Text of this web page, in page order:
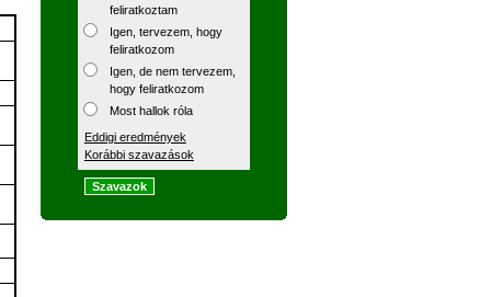
feliratkoztam
Igen, tervezem, hogy
feliratkozom
Igen, de nem tervezem,
hogy feliratkozom
Most hallok róla
Eddigi eredmények
Korábbi szavazások